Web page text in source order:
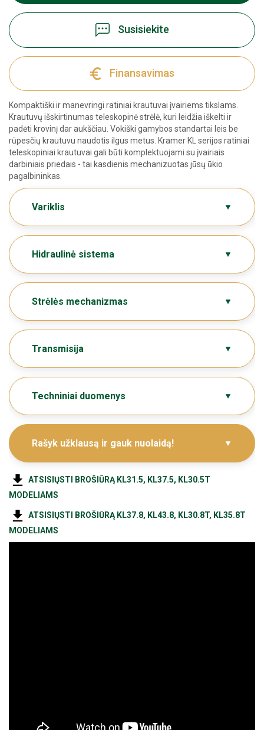
Kompaktiški ir manevringi ratiniai krautuvai įvairiems tikslams.
Krautuvų išskirtinumas teleskopinė strėlė, kuri leidžia iškelti ir
padėti krovinį dar aukščiau. Vokiški gamybos standartai leis be
rūpesčių krautuvu naudotis ilgus metus. Kramer KL serijos ratiniai
teleskopiniai krautuvai gali būti komplektuojami su įvairiais
darbiniais priedais - tai kasdienis mechanizuotas jūsų ūkio
pagalbininkas.
Variklis
Hidraulinė sistema
Strėlės mechanizmas
Transmisija
Techniniai duomenys
Rašyk užklausą ir gauk nuolaidą!
ATSISIŲSTI BROŠIŪRĄ KL31.5, KL37.5, KL30.5T
MODELIAMS
ATSISIŲSTI BROŠIŪRĄ KL37.8, KL43.8, KL30.8T, KL35.8T
MODELIAMS
Susisiekite
Finansavimas